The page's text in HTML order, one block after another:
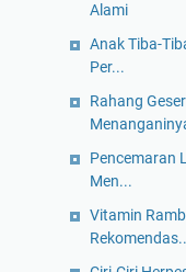
Alami
Anak Tiba-
Per...
Rahang
Pencemaran
Men...
Vitamin